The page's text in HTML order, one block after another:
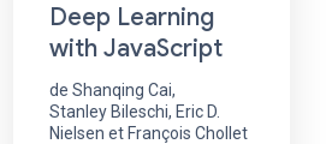
Deep Learning
with JavaScript
de Shanqing Cai,
Stanley Bileschi, Eric D.
Nielsen et François Chollet